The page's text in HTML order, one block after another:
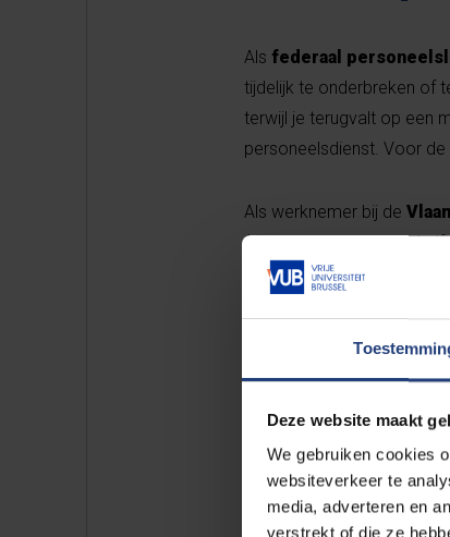
Deze website maakt
We gebruiken cookies
websiteverkeer te
media, adverteren en
verstrekt of die ze
Als federaal
tijdelijk te onderbreken of
terwijl je terugvalt op een
personeelsdienst. Voor
Als werknemer bij de
(volledig onderbreken,
erkende opleiding te
Als je in Vlaanderen of
opleidingscheques van